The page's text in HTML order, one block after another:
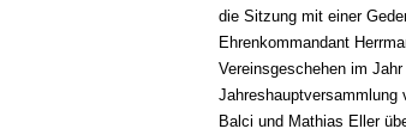
die Sitzung mit einer
Ehrenkommandant
Vereinsgeschehen im
Jahreshauptversammlung
Balci und Mathias Eller